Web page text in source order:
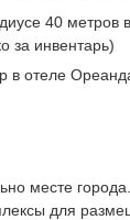
40
за инвентарь)
в отеле
месте города.
для